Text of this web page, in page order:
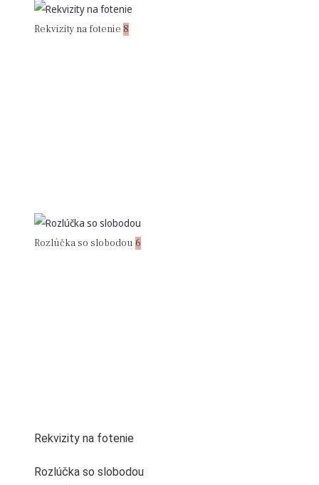
Rekvizity na fotenie 8
Rozlúčka so slobodou 6
Rekvizity na fotenie
Rozlúčka so slobodou